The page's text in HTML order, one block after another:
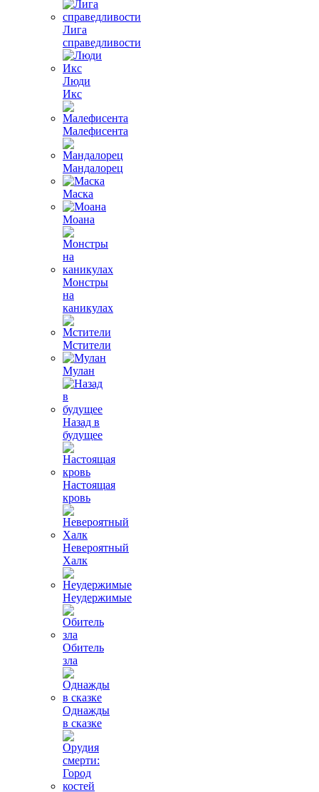
Лига
справедливости
Люди
Икс
Малефисента
Мандалорец
Маска
Моана
Монстры
на
каникулах
Мстители
Мулан
Назад в
будущее
Настоящая
кровь
Невероятный
Халк
Неудержимые
Обитель
зла
Однажды
в сказке